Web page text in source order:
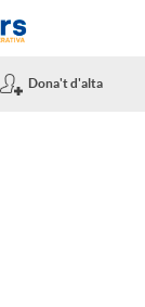
Dona't d'alta